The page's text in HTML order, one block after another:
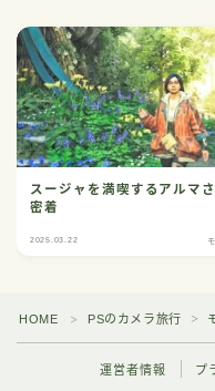
スージャを満喫するアルマ
密着
2025.03.22
HOME ＞ PSのカメラ旅行 ＞
運営者情報 プ